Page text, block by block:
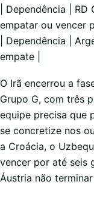
| Dependência |
empatar ou vencer
| Dependência |
empate |
O Irã encerrou a
Grupo G, com três
equipe precisa que
se concretize nos
a Croácia, o
vencer por até seis
Áustria não